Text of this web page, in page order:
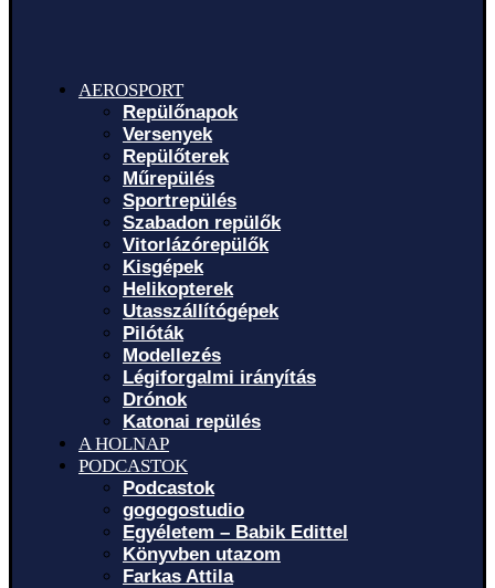
AEROSPORT
Repülőnapok
Versenyek
Repülőterek
Műrepülés
Sportrepülés
Szabadon repülők
Vitorlázórepülők
Kisgépek
Helikopterek
Utasszállítógépek
Pilóták
Modellezés
Légiforgalmi irányítás
Drónok
Katonai repülés
A HOLNAP
PODCASTOK
Podcastok
gogogostudio
Egyéletem – Babik Edittel
Könyvben utazom
Farkas Attila